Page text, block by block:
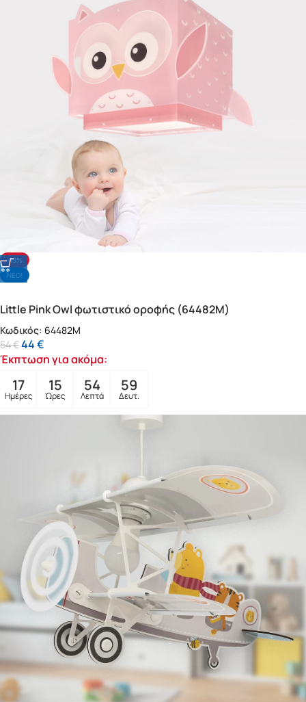
-19%
NΕΟ!
Little Pink Owl φωτιστικό οροφής (64482M)
Κωδικός: 64482M
54€44€
Έκπτωση για ακόμα:
17
Ημέρες
15
Ώρες
54
Λεπτά
57
Δευτ.